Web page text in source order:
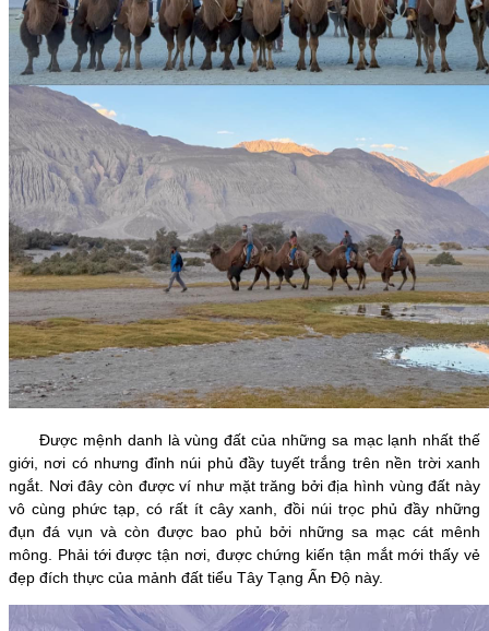
Được mệnh danh là vùng đất của những sa mạc lạnh nhất thế
giới, nơi có nhưng đỉnh núi phủ đầy tuyết trắng trên nền trời xanh
ngắt. Nơi đây còn được ví như mặt trăng bởi địa hình vùng đất này
vô cùng phức tạp, có rất ít cây xanh, đồi núi trọc phủ đầy những
đụn đá vụn và còn được bao phủ bởi những sa mạc cát mênh
mông. Phải tới được tận nơi, được chứng kiến tận mắt mới thấy vẻ
đẹp đích thực của mảnh đất tiểu Tây Tạng Ấn Độ này.